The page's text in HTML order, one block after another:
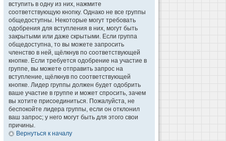
вступить в одну из них, нажмите
соответствующую кнопку. Однако не все группы
общедоступны. Некоторые могут требовать
одобрения для вступления в них, могут быть
закрытыми или даже скрытыми. Если группа
общедоступна, то вы можете запросить
членство в ней, щёлкнув по соответствующей
кнопке. Если требуется одобрение на участие в
группе, вы можете отправить запрос на
вступление, щёлкнув по соответствующей
кнопке. Лидер группы должен будет одобрить
ваше участие в группе и может спросить, зачем
вы хотите присоединиться. Пожалуйста, не
беспокойте лидера группы, если он отклонил
ваш запрос; у него могут быть для этого свои
причины.
Вернуться к началу